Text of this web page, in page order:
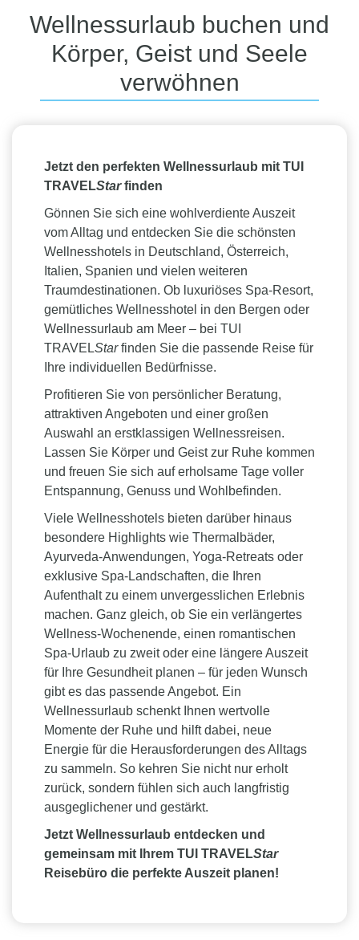
Spanien bieten diese Länder vielfältige
Möglichkeiten für eine erholsame Auszeit.
Thermalbäder, Ayurveda-Angebote und Yoga-
Retreats schaffen die perfekte Balance zwischen
Körper und Geist.
eine traumhafte Kulisse für einen Wellnessurlaub.
Hier verbinden sich italienische Lebensart, Genuss
und Erholung auf besondere Weise.
Budapest, Ungarn
Die ungarische Hauptstadt ist berühmt für ihre
prachtvollen Thermalbäder. Die mineralhaltigen
Quellen bieten nicht nur Entspannung, sondern
werden auch für ihre wohltuende und regenerierende
Wirkung geschätzt.
Südtirol, Italien
mediterranem Flair begeistert Südtirol mit einer
außergewöhnlichen Wellnesslandschaft. Luxuriöse
Hotels, Infinity-Pools mit Bergblick und regionale
Anwendungen sorgen für pure Entspannung.
Slowenien
Wellnessurlaub. Das Land verfügt über zahlreiche
Thermalquellen, moderne Thermen und
Gesundheitsresorts, die Erholung und medizinische
Anwendungen miteinander verbinden.
Island
Die spektakuläre Natur Islands macht jeden
Wellnessurlaub zu einem besonderen Erlebnis.
Geothermische Quellen, heiße Lagunen und
natürliche Thermalbäder laden dazu ein, inmitten
beeindruckender Vulkanlandschaften zu entspannen.
Kroatien
Neben traumhaften Küstenlandschaften bietet
Kroatien eine wachsende Anzahl hochwertiger
Wellnesshotels und Spa-Resorts. Besonders die
Regionen Istrien und Kvarner sind für ihre
Kombination aus Meer, Natur und
Wellnessangeboten bekannt.
Algarve, Portugal
Wellnessurlaub buchen und
Körper, Geist und Seele
verwöhnen
Jetzt den perfekten Wellnessurlaub mit TUI
TRAVELStarfinden
Gönnen Sie sich eine wohlverdiente Auszeit
vom Alltag und entdecken Sie die schönsten
Wellnesshotels in Deutschland, Österreich,
Italien, Spanien und vielen weiteren
Traumdestinationen. Ob luxuriöses Spa-Resort,
gemütliches Wellnesshotel in den Bergen oder
Wellnessurlaub am Meer – bei TUI
TRAVELStarfinden Sie die passende Reise für
Ihre individuellen Bedürfnisse.
Profitieren Sie von persönlicher Beratung,
attraktiven Angeboten und einer großen
Auswahl an erstklassigen Wellnessreisen.
Lassen Sie Körper und Geist zur Ruhe kommen
und freuen Sie sich auf erholsame Tage voller
Entspannung, Genuss und Wohlbefinden.
Viele Wellnesshotels bieten darüber hinaus
besondere Highlights wie Thermalbäder,
Ayurveda-Anwendungen, Yoga-Retreats oder
exklusive Spa-Landschaften, die Ihren
Aufenthalt zu einem unvergesslichen Erlebnis
machen. Ganz gleich, ob Sie ein verlängertes
Wellness-Wochenende, einen romantischen
Spa-Urlaub zu zweit oder eine längere Auszeit
für Ihre Gesundheit planen – für jeden Wunsch
gibt es das passende Angebot. Ein
Wellnessurlaub schenkt Ihnen wertvolle
Momente der Ruhe und hilft dabei, neue
Energie für die Herausforderungen des Alltags
zu sammeln. So kehren Sie nicht nur erholt
zurück, sondern fühlen sich auch langfristig
ausgeglichener und gestärkt.
Jetzt Wellnessurlaub entdecken und
gemeinsam mit Ihrem TUI TRAVELStar
Reisebüro die perfekte Auszeit planen!